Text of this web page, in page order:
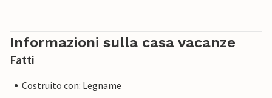
Informazioni sulla casa vacanze
Fatti
Costruito con: Legname